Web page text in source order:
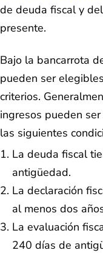
de deuda fiscal y
presente.
Bajo la bancarrota
pueden ser
criterios.
ingresos pueden
las siguientes
La deuda fiscal
antigüedad.
La declaración
al menos dos
La evaluación
240 días de